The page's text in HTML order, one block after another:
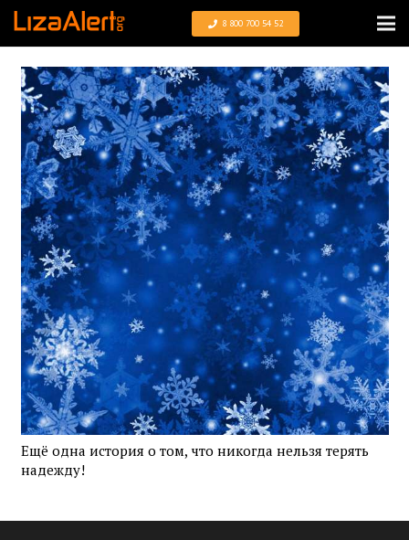
8 800 700 54 52
Ещё одна история о том, что никогда нельзя терять
надежду!